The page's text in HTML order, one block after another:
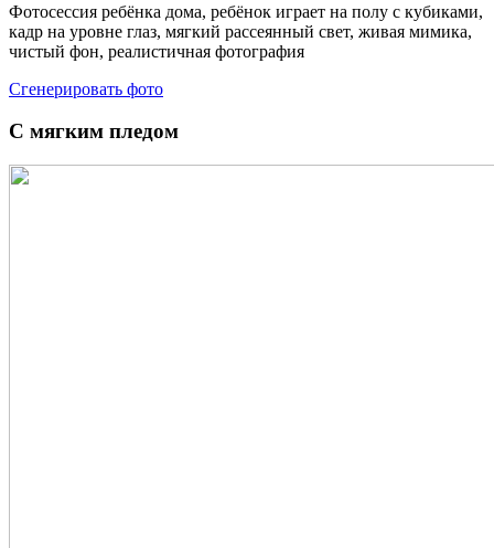
Фотосессия ребёнка дома, ребёнок играет на полу с кубиками,
кадр на уровне глаз, мягкий рассеянный свет, живая мимика,
чистый фон, реалистичная фотография
Сгенерировать фото
С мягким пледом